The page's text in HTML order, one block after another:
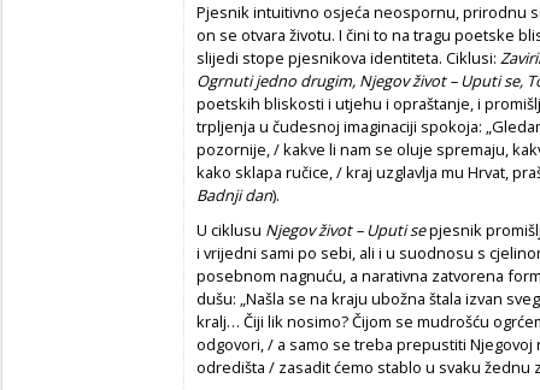
Pjesnik intuitivno osjeća neospornu, prirodnu
on se otvara životu. I čini to na tragu poetske
slijedi stope pjesnikova identiteta. Ciklusi:
Ogrnuti jedno drugim, Njegov život – Uputi se,
poetskih bliskosti i utjehu i opraštanje, i
trpljenja u čudesnoj imaginaciji spokoja:
pozornije, / kakve li nam se oluje spremaju,
kako sklapa ručice, / kraj uzglavlja mu Hrvat,
Badnji dan).
U ciklusu Njegov život – Uputi sepjesnik
i vrijedni sami po sebi, ali i u suodnosu s
posebnom nagnuću, a narativna zatvorena
dušu: „Našla se na kraju ubožna štala izvan
kralj… Čiji lik nosimo? Čijom se mudrošću
odgovori, / a samo se treba prepustiti Njegovoj
odredišta / zasadit ćemo stablo u svaku žednu